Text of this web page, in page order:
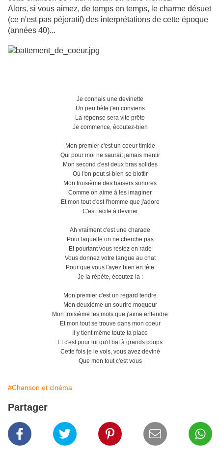
Alors, si vous aimez, de temps en temps, le charme désuet
(ce n'est pas péjoratif) des interprétations de cette époque
(années 40)...
Je connais une devinette
Un peu bête j'en conviens
La réponse sera vite prête
Je commence, écoutez-bien
Mon premier c'est un coeur timide
Qui pour moi ne saurait jamais mentir
Mon second c'est deux bras solides
Où l'on peut si bien se blottir
Mon troisième des baisers sonores
Comme on aime à les imaginer
Et mon tout c'est l'homme que j'adore
C'est facile à deviner
Ah vraiment c'est une charade
Pour laquelle on ne cherche pas
Et pourtant vous restez en rade
Vous donnez votre langue au chat
Pour que vous l'ayez bien en tête
Je la répète, écoutez-la :
Mon premier c'est un regard tendre
Mon deuxième un sourire moqueur
Mon troisième les mots que j'aime entendre
Et mon tout se trouve dans mon coeur
Il y tient même toute la place
Et c'est pour lui qu'il bat à grands coups
Cette fois je le vois, vous avez deviné
Que mon tout c'est vous
#Chanson et cinéma
Partager